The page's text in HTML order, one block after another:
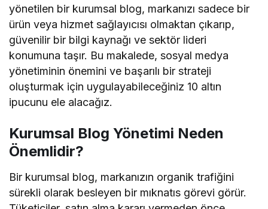
yönetilen bir kurumsal blog, markanızı sadece bir
ürün veya hizmet sağlayıcısı olmaktan çıkarıp,
güvenilir bir bilgi kaynağı ve sektör lideri
konumuna taşır. Bu makalede, sosyal medya
yönetiminin önemini ve başarılı bir strateji
oluşturmak için uygulayabileceğiniz 10 altın
ipucunu ele alacağız.
Kurumsal Blog Yönetimi Neden
Önemlidir?
Bir kurumsal blog, markanızın organik trafiğini
sürekli olarak besleyen bir mıknatıs görevi görür.